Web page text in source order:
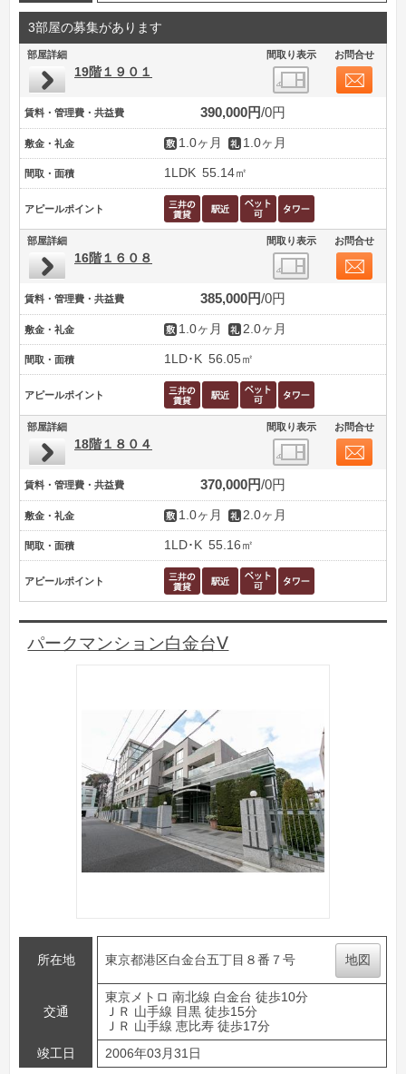
3部屋の募集があります
部屋詳細 間取り表示 お問合せ
19階１９０１
賃料・管理費・共益費 390,000円 0円
敷金・礼金 1.0ヶ月 1.0ヶ月
間取・面積 1LDK 55.14㎡
アピールポイント
部屋詳細 間取り表示 お問合せ
16階１６０８
賃料・管理費・共益費 385,000円 0円
敷金・礼金 1.0ヶ月 2.0ヶ月
間取・面積 1LD･K 56.05㎡
アピールポイント
部屋詳細 間取り表示 お問合せ
18階１８０４
賃料・管理費・共益費 370,000円 0円
敷金・礼金 1.0ヶ月 2.0ヶ月
間取・面積 1LD･K 55.16㎡
アピールポイント
パークマンション白金台Ⅴ
所在地 東京都港区白金台五丁目８番７号 地図
交通
東京メトロ 南北線 白金台 徒歩10分
ＪＲ 山手線 目黒 徒歩15分
ＪＲ 山手線 恵比寿 徒歩17分
竣工日
2006年03月31日